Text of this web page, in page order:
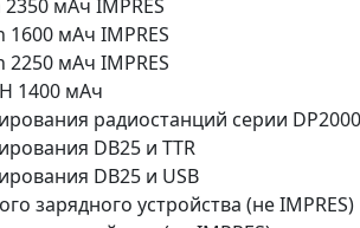
мАч IMPRES
1600 мАч IMPRES
2250 мАч IMPRES
1400 мАч
радиостанций серии
DB25 и TTR
DB25 и USB
зарядного устройства (не IMPRES)